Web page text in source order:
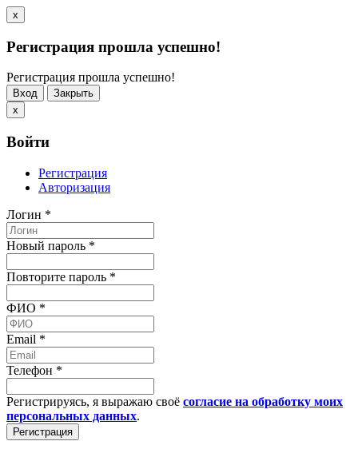
x
Регистрация прошла успешно!
Регистрация прошла успешно!
Вход
Закрыть
x
Войти
Регистрация
Авторизация
Логин *
Новый пароль *
Повторите пароль *
ФИО *
Email *
Телефон *
Регистрируясь, я выражаю своё согласие на обработку моих
персональных данных.